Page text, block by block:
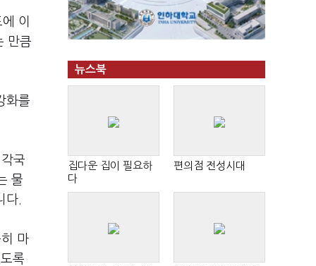
이
만큼
화를
국
물
다.
마
록
뉴스북
집다운 집이 필요하
다
편의점 전성시대